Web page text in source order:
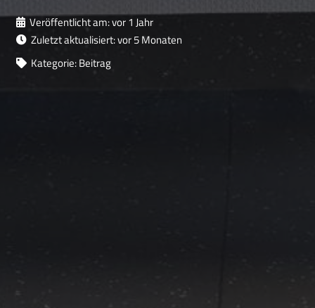
Veröffentlicht am:vor 1 Jahr
Zuletzt aktualisiert:vor 5 Monaten
Kategorie:Beitrag